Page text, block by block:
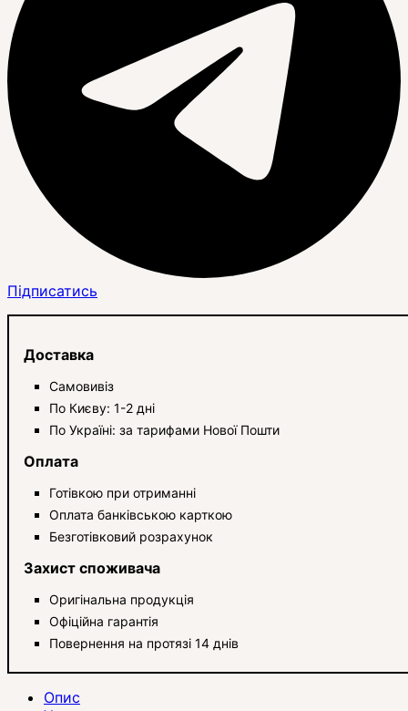
Підписатись
Доставка
Самовивіз
По Києву: 1-2 дні
По Україні: за тарифами Нової Пошти
Оплата
Готівкою при отриманні
Оплата банківською карткою
Безготівковий розрахунок
Захист споживача
Оригінальна продукція
Офіційна гарантія
Повернення на протязі 14 днів
Опис